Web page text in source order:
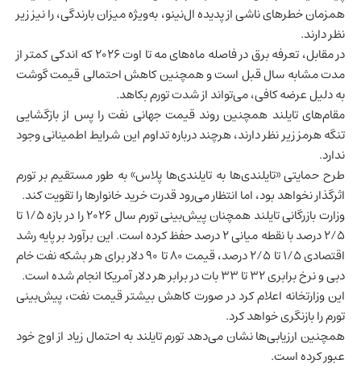
همزمان خطرهای ناشی از پدیده ال‌نینو، به‌ویژه میزان بارندگی، را نیز زیر
نظر دارند.
در مقابل، تعرفه برق در فاصله ماه‌های مه تا اوت ۲۰۲۶ که اندکی کمتر از
مدت مشابه سال قبل است و همچنین کاهش احتمالی قیمت گوشت
به دلیل عرضه کافی، می‌تواند از شدت تورم بکاهد.
مقام‌های تایلند همچنین روند قیمت جهانی نفت را پس از بازگشایی
تنگه هرمز زیر نظر دارند، هرچند درباره تداوم این شرایط اطمینانی وجود
ندارد.
طرح حمایتی «تایلندی‌ها به تایلندی‌ها پلاس» به طور مستقیم بر تورم
اثرگذار نخواهد بود، اما انتظار می‌رود قدرت خرید خانوارها را تقویت کند.
وزارت بازرگانی تایلند همچنان پیش‌بینی تورم سال ۲۰۲۶ را در بازه ۱/۵ تا
۲/۵ درصد با نقطه میانی ۲ درصد حفظ کرده است. این برآورد بر پایه
رشد
اقتصادی
۱/۵ تا ۲/۵ درصد، قیمت ۸۰ تا ۹۰ دلار برای هر بشکه نفت خام
دبی و نرخ برابری ۳۲ تا ۳۳ بات در برابر هر دلار آمریکا انجام شده است.
این وزارتخانه اعلام کرد در صورت کاهش بیشتر قیمت نفت، پیش‌بینی
تورم را بازنگری خواهد کرد.
همچنین ارزیابی‌ها نشان می‌دهد تورم تایلند به احتمال زیاد از اوج خود
عبور کرده است.